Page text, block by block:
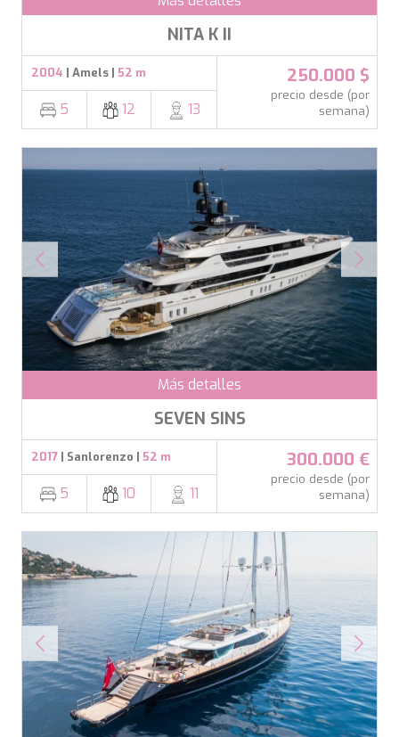
NITA K II
2004 | Amels | 52 m
5 12 13
250.000 $
precio desde (por
semana)
Más detalles
SEVEN SINS
2017 | Sanlorenzo | 52 m
5 10 11
300.000 €
precio desde (por
semana)